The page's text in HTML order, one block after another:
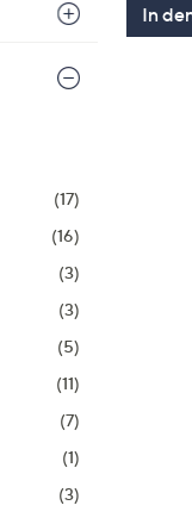
(17)
(16)
(3)
(3)
(5)
(11)
(7)
(1)
(3)
In